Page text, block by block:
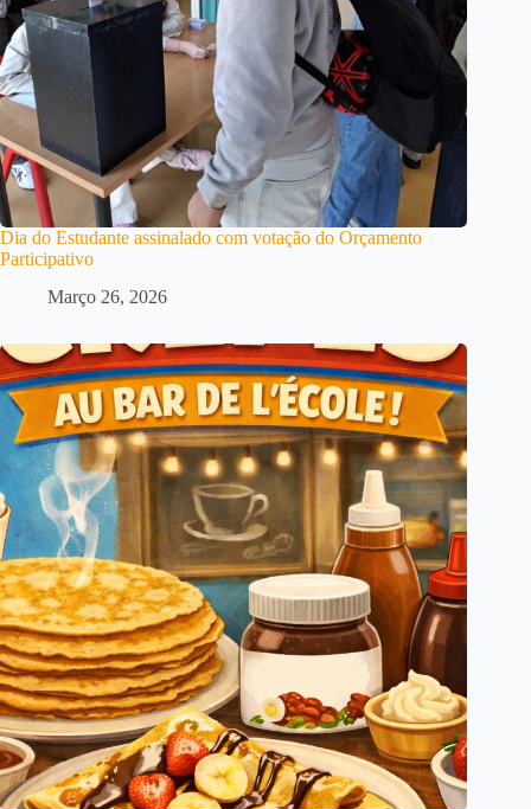
Dia do Estudante assinalado com votação do Orçamento
Participativo
Março 26, 2026